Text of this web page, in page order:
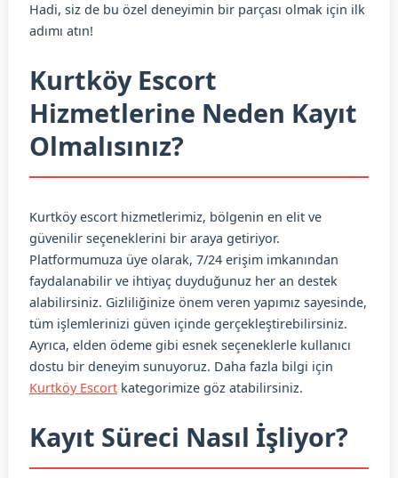
Hadi, siz de bu özel deneyimin bir parçası olmak için ilk
adımı atın!
Kurtköy Escort
Hizmetlerine Neden Kayıt
Olmalısınız?
Kurtköy escort hizmetlerimiz, bölgenin en elit ve
güvenilir seçeneklerini bir araya getiriyor.
Platformumuza üye olarak, 7/24 erişim imkanından
faydalanabilir ve ihtiyaç duyduğunuz her an destek
alabilirsiniz. Gizliliğinize önem veren yapımız sayesinde,
tüm işlemlerinizi güven içinde gerçekleştirebilirsiniz.
Ayrıca, elden ödeme gibi esnek seçeneklerle kullanıcı
dostu bir deneyim sunuyoruz. Daha fazla bilgi için
Kurtköy Escort kategorimize göz atabilirsiniz.
Kayıt Süreci Nasıl İşliyor?